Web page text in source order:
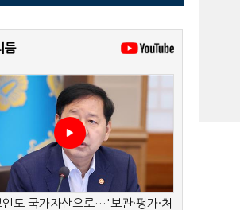
듬
인도 국가자산으로…'보관·평가·처